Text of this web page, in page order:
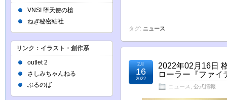
タグ: ニュース
2022年02月16日
ローラー『ファイ
ニュース 公式情報
2月
16
2022
VNSI 堕天使の槍
ねぎ秘密結社
リンク：イラスト・創作系
outlet 2
さしみちゃんねる
ぶるのば